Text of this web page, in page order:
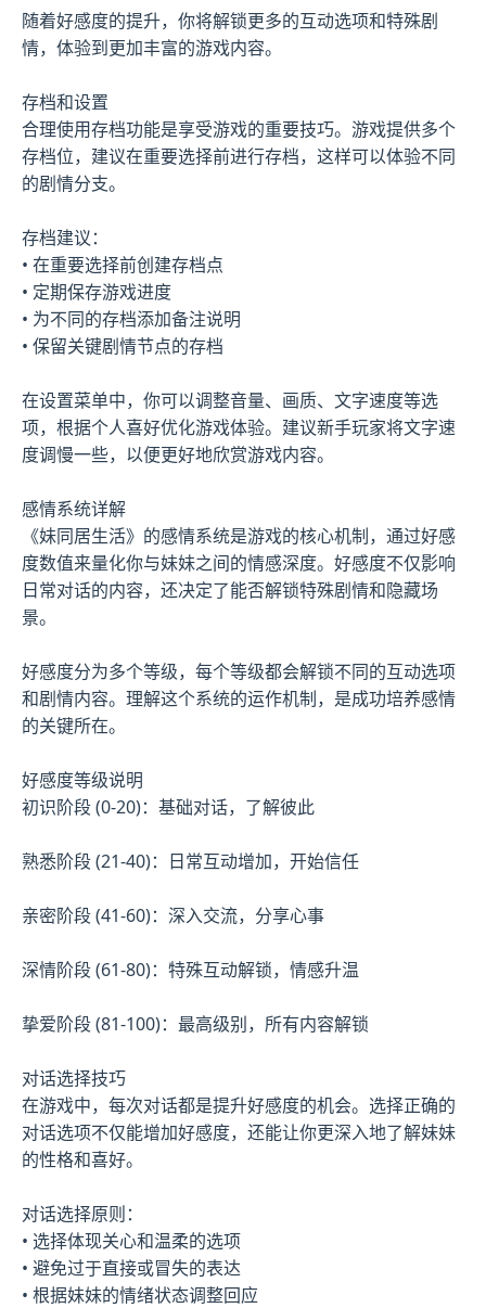
随着好感度的提升，你将解锁更多的互动选项和特殊剧
情，体验到更加丰富的游戏内容。
存档和设置
合理使用存档功能是享受游戏的重要技巧。游戏提供多个
存档位，建议在重要选择前进行存档，这样可以体验不同
的剧情分支。
存档建议：
• 在重要选择前创建存档点
• 定期保存游戏进度
• 为不同的存档添加备注说明
• 保留关键剧情节点的存档
在设置菜单中，你可以调整音量、画质、文字速度等选
项，根据个人喜好优化游戏体验。建议新手玩家将文字速
度调慢一些，以便更好地欣赏游戏内容。
感情系统详解
《妹同居生活》的感情系统是游戏的核心机制，通过好感
度数值来量化你与妹妹之间的情感深度。好感度不仅影响
日常对话的内容，还决定了能否解锁特殊剧情和隐藏场
景。
好感度分为多个等级，每个等级都会解锁不同的互动选项
和剧情内容。理解这个系统的运作机制，是成功培养感情
的关键所在。
好感度等级说明
初识阶段 (0-20)：基础对话，了解彼此
熟悉阶段 (21-40)：日常互动增加，开始信任
亲密阶段 (41-60)：深入交流，分享心事
深情阶段 (61-80)：特殊互动解锁，情感升温
挚爱阶段 (81-100)：最高级别，所有内容解锁
对话选择技巧
在游戏中，每次对话都是提升好感度的机会。选择正确的
对话选项不仅能增加好感度，还能让你更深入地了解妹妹
的性格和喜好。
对话选择原则：
• 选择体现关心和温柔的选项
• 避免过于直接或冒失的表达
• 根据妹妹的情绪状态调整回应